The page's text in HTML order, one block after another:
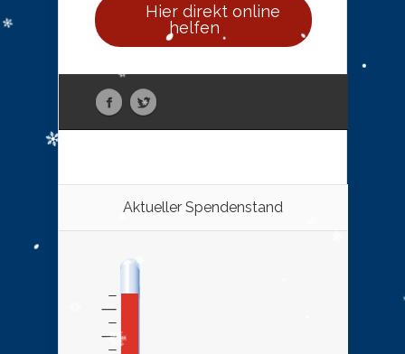
Hier direkt online
helfen
Aktueller Spendenstand